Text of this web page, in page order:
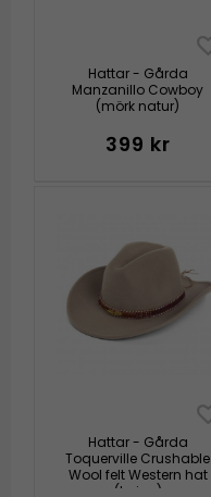
Hattar - Gårda
Manzanillo Cowboy
(mörk natur)
399 kr
Hattar - Gårda
Toquerville Crushable
Wool felt Western hat
(beige)